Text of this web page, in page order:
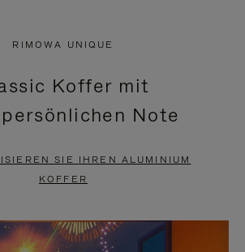
RIMOWA UNIQUE
Koffer mit
Note
SIE IHREN ALUMINIUM
KOFFER